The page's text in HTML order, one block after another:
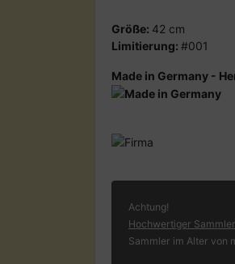
Größe: 42 cm
Limitierung: #001
Made in Germany -
Achtung!
Hochwertiger
Sammler im Alter von